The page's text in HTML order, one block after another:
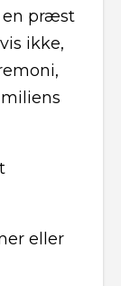
en præst
ikke,
eller